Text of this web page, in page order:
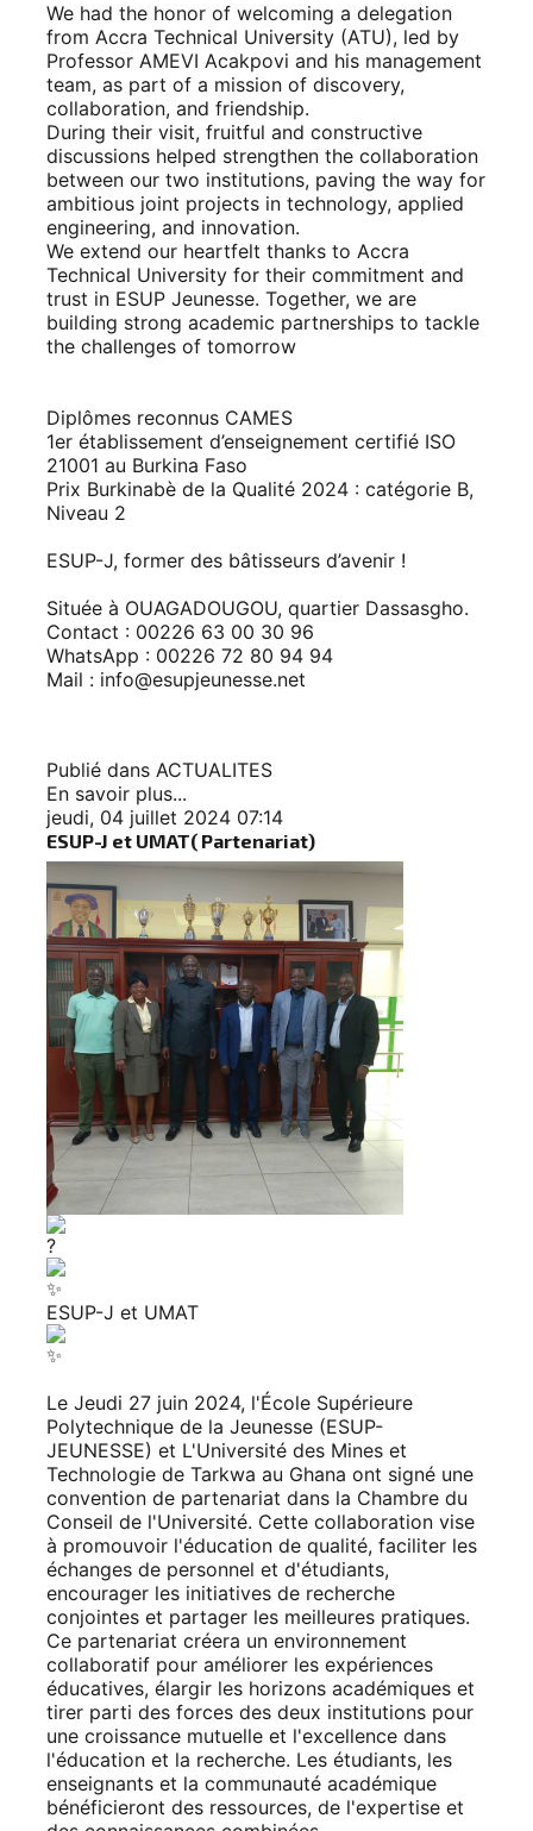
We had the honor of welcoming a delegation
from Accra Technical University (ATU), led by
Professor AMEVI Acakpovi and his management
team, as part of a mission of discovery,
collaboration, and friendship.
During their visit, fruitful and constructive
discussions helped strengthen the collaboration
between our two institutions, paving the way for
ambitious joint projects in technology, applied
engineering, and innovation.
We extend our heartfelt thanks to Accra
Technical University for their commitment and
trust in ESUP Jeunesse. Together, we are
building strong academic partnerships to tackle
the challenges of tomorrow
Diplômes reconnus CAMES
1er établissement d’enseignement certifié ISO
21001 au Burkina Faso
Prix Burkinabè de la Qualité 2024 : catégorie B,
Niveau 2
ESUP-J, former des bâtisseurs d’avenir !
Située à OUAGADOUGOU, quartier Dassasgho.
Contact : 00226 63 00 30 96
WhatsApp : 00226 72 80 94 94
Mail : info@esupjeunesse.net
Publié dans ACTUALITES
En savoir plus...
jeudi, 04 juillet 2024 07:14
ESUP-J et UMAT( Partenariat)
ESUP-J et UMAT
Le Jeudi 27 juin 2024, l'École Supérieure
Polytechnique de la Jeunesse (ESUP-
JEUNESSE) et L'Université des Mines et
Technologie de Tarkwa au Ghana ont signé une
convention de partenariat dans la Chambre du
Conseil de l'Université. Cette collaboration vise
à promouvoir l'éducation de qualité, faciliter les
échanges de personnel et d'étudiants,
encourager les initiatives de recherche
conjointes et partager les meilleures pratiques.
Ce partenariat créera un environnement
collaboratif pour améliorer les expériences
éducatives, élargir les horizons académiques et
tirer parti des forces des deux institutions pour
une croissance mutuelle et l'excellence dans
l'éducation et la recherche. Les étudiants, les
enseignants et la communauté académique
bénéficieront des ressources, de l'expertise et